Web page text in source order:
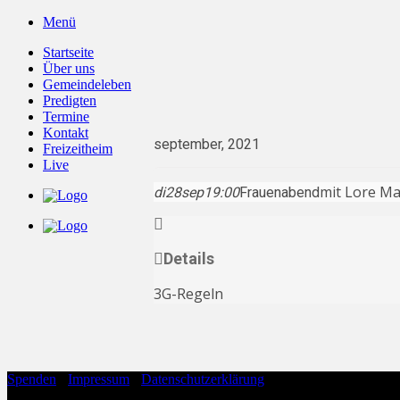
Zum
springen
Menü
Startseite
Über uns
Gemeindeleben
Predigten
Termine
Kontakt
Freizeitheim
Live
september, 2021
di28sep19:00Frauenabendmit Lore
Details
3G-Regeln
Spenden Impressum
Datenschutzerklärung